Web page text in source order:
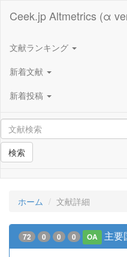
Ceek.jp Altmetrics (α
文献ランキング
新着文献
新着投稿
検索
ホーム 文献詳細
72 0 0 0 OA 主要